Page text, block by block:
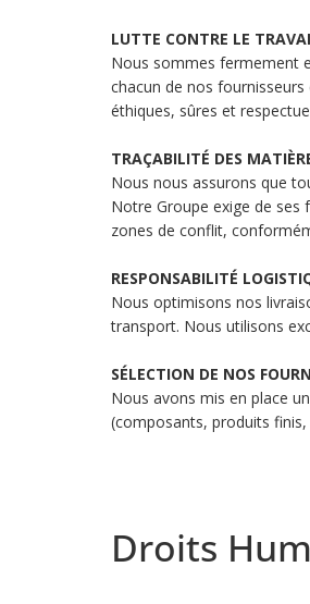
LUTTE CONTRE LE
Nous sommes fermement
chacun de nos
éthiques, sûres et
TRAÇABILITÉ DES
Nous nous assurons que
Notre Groupe exige de ses
zones de conflit,
RESPONSABILITÉ
Nous optimisons nos
transport. Nous utilisons
SÉLECTION DE NOS
Nous avons mis en place
(composants, produits
Droits